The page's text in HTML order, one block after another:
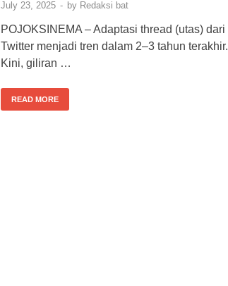
July 23, 2025 - by Redaksi bat
POJOKSINEMA – Adaptasi thread (utas) dari
Twitter menjadi tren dalam 2–3 tahun terakhir.
Kini, giliran …
READ MORE